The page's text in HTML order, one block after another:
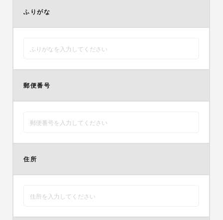
ふりがな
郵便番号
住所